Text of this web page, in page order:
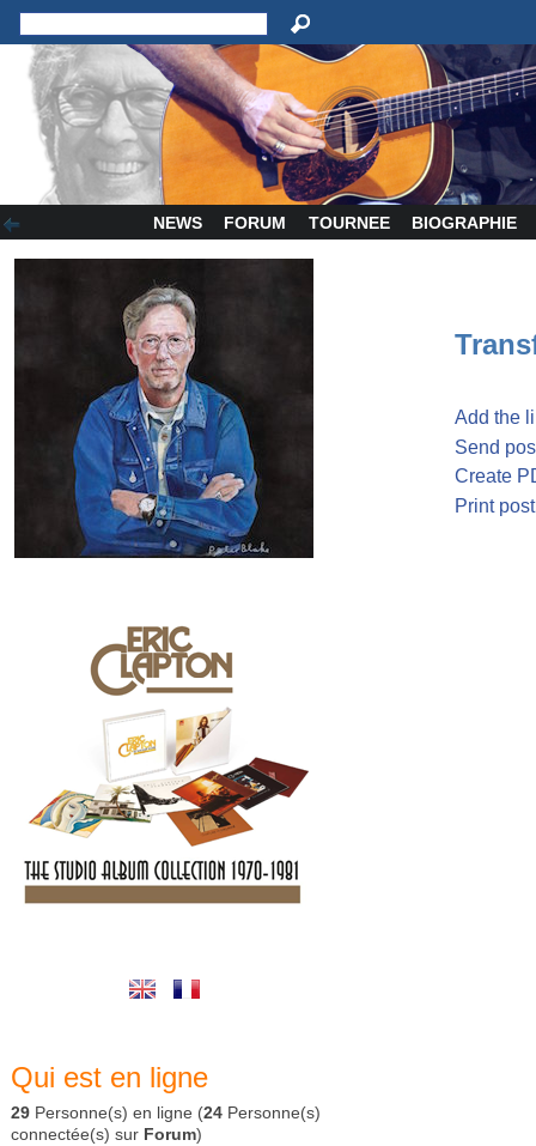
NEWS FORUM TOURNEE BIOGRAPHIE
Qui est en ligne
29 Personne(s) en ligne (24 Personne(s)
connectée(s) sur Forum)
Add the
Send
Create
Print post